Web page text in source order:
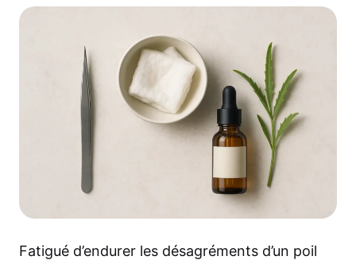
Fatigué d’endurer les désagréments d’un poil